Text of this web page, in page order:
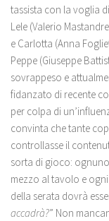
tassista con la voglia
Lele (Valerio
e Carlotta (Anna
Peppe (Giuseppe
sovrappeso e
fidanzato di recente
per colpa di
convinta che tante
controllasse il
sorta di gioco:
mezzo al tavolo e
della serata dovrà
accadrà?” Non